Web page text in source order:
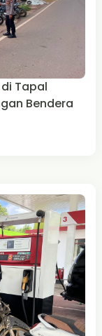
Tapal
Bendera